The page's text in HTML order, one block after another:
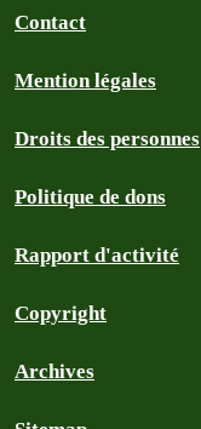
Contact
Mention légales
Droits des personnes
Politique de dons
Rapport d'activité
Copyright
Archives